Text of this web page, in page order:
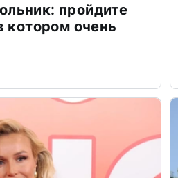
пройдите
котором очень